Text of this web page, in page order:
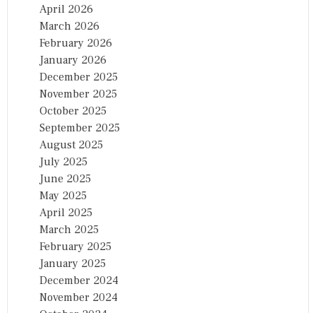
April 2026
March 2026
February 2026
January 2026
December 2025
November 2025
October 2025
September 2025
August 2025
July 2025
June 2025
May 2025
April 2025
March 2025
February 2025
January 2025
December 2024
November 2024